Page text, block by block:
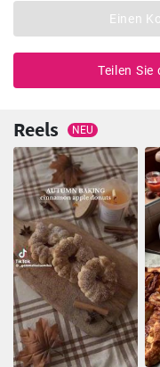
Einen
Teilen Sie
Reels NEU